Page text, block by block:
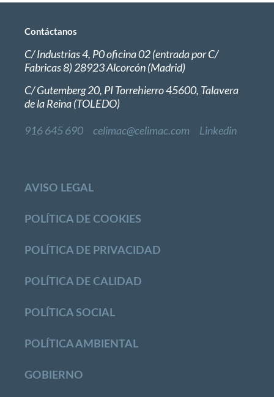
Contáctanos
C/ Industrias 4, P0 oficina 02 (entrada por C/
Fabricas 8) 28923 Alcorcón (Madrid)
C/ Gutemberg 20, PI Torrehierro 45600, Talavera
de la Reina (TOLEDO)
916 645 690
celimac@celimac.com Linkedin
AVISO LEGAL
POLÍTICA DE COOKIES
POLÍTICA DE PRIVACIDAD
POLÍTICA DE CALIDAD
POLÍTICA SOCIAL
POLÍTICA AMBIENTAL
GOBIERNO